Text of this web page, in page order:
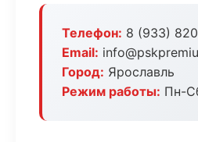
Телефон: 8 (933)
Email:
Город: Ярославль
Режим работы: Пн-